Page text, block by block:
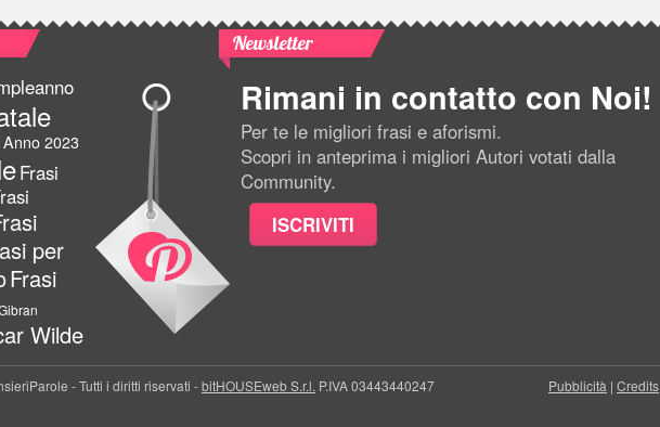
2023
Frasi
per
Frasi
Wilde
Newsletter
Rimani in contatto con Noi!
Per te le migliori frasi e aforismi.
Scopri in anteprima i migliori Autori votati dalla
Community.
ISCRIVITI
- Tutti i diritti riservati -bitHOUSEweb S.r.l. P.IVA 03443440247 Pubblicità | Credits